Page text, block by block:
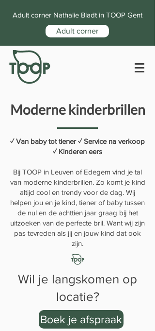
Adult corner Nathalie Bladt in TOOP Gent
Adult corner
Moderne kinderbrillen
✓ Van baby tot tiener ✓ Service na verkoop
✓ Kinderen eers
Bij TOOP in Leuven of Edegem vind je tal
van moderne kinderbrillen. Zo komt je kind
altijd cool en trendy voor de dag. Wij
helpen jou en je kind, tiener of baby tussen
de nul en de achttien jaar graag bij het
uitzoeken van de perfecte bril. Want wij zijn
pas tevreden als jij en jouw kind dat ook
zijn.
Wil je langskomen op
locatie?
Boek je afspraak